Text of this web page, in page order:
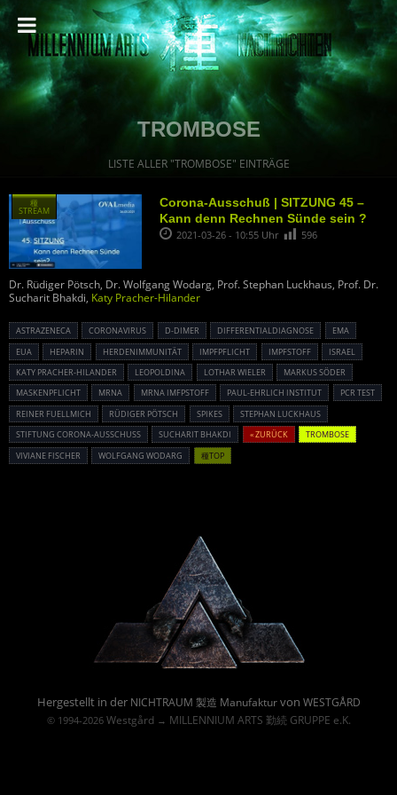
TROMBOSE
LISTE ALLER "TROMBOSE" EINTRÄGE
Corona-Ausschuß | SITZUNG 45 –
Kann denn Rechnen Sünde sein ?
2021-03-26 - 10:55 Uhr 596
Dr. Rüdiger Pötsch, Dr. Wolfgang Wodarg, Prof. Stephan Luckhaus, Prof. Dr.
Sucharit Bhakdi, Katy Pracher-Hilander
ASTRAZENECA CORONAVIRUS D-DIMER DIFFERENTIALDIAGNOSE
EMA
EUA
HEPARIN HERDENIMMUNITÄT IMPFPFLICHT IMPFSTOFF
ISRAEL
KATY PRACHER-HILANDER
LEOPOLDINA LOTHAR WIELER
MARKUS SÖDER
MASKENPFLICHT
MRNA MRNA IMFPSTOFF PAUL-EHRLICH INSTITUT
PCR TEST
REINER FUELLMICH
RÜDIGER PÖTSCH SPIKES
STEPHAN LUCKHAUS
STIFTUNG CORONA-AUSSCHUSS
SUCHARIT BHAKDI « ZURÜCK
TROMBOSE
VIVIANE FISCHER
WOLFGANG WODARG
種
STREAM
種TOP
Hergestellt in der NICHTRAUM 製造 Manufakturvon WESTGÅRD
© 1994-2026 Westgård→ MILLENNIUM ARTS 勤続 GRUPPE e.K.
Powered By :